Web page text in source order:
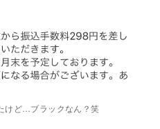
けど…ブラックなん？笑